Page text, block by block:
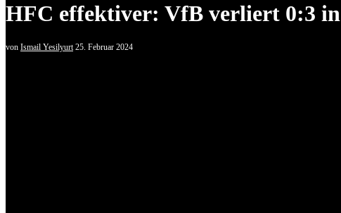
HFC effektiver: VfB verliert 0:3
von Ismail Yesilyurt 25. Februar 2024